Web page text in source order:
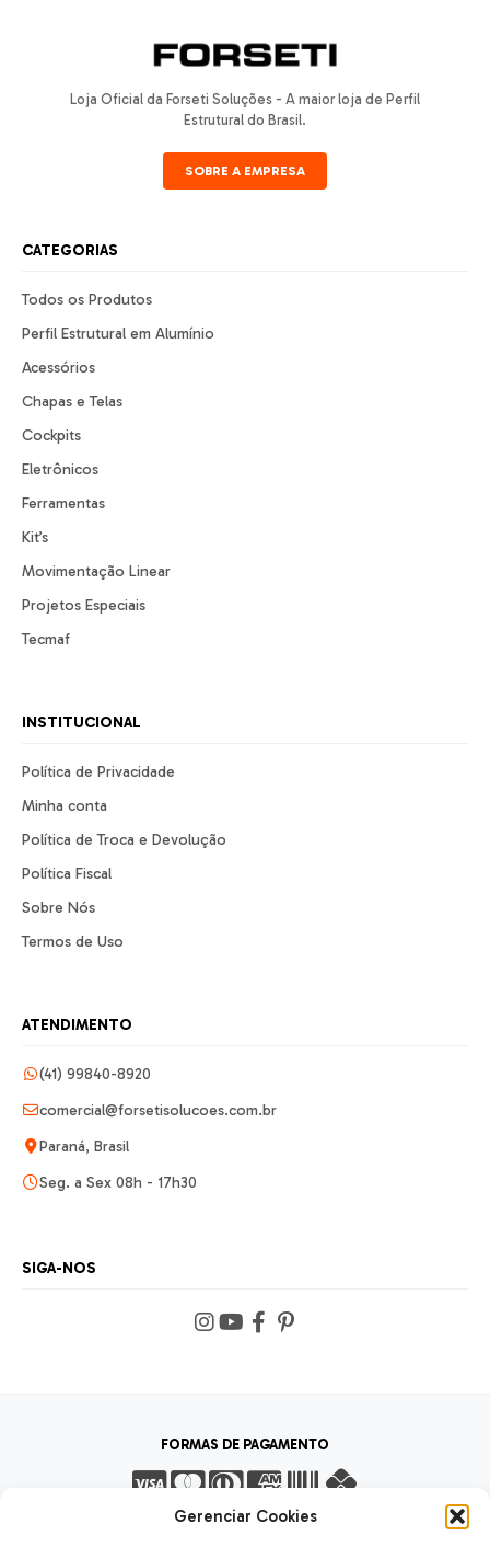
Gerenciar Cookies
Loja Oficial da Forseti Soluções - A maior loja de Perfil
Estrutural do Brasil.
SOBRE A EMPRESA
CATEGORIAS
Todos os Produtos
Perfil Estrutural em Alumínio
Acessórios
Chapas e Telas
Cockpits
Eletrônicos
Ferramentas
Kit’s
Movimentação Linear
Projetos Especiais
Tecmaf
INSTITUCIONAL
Política de Privacidade
Minha conta
Política de Troca e Devolução
Política Fiscal
Sobre Nós
Termos de Uso
ATENDIMENTO
(41) 99840-8920
comercial@forsetisolucoes.com.br
Paraná, Brasil
Seg. a Sex 08h - 17h30
SIGA-NOS
FORMAS DE PAGAMENTO